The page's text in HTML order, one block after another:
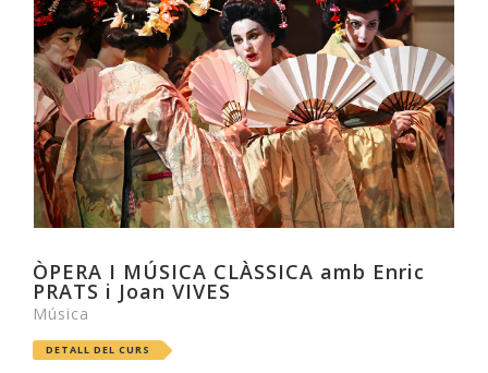
ÒPERA I MÚSICA CLÀSSICA amb Enric
PRATS i Joan VIVES
Música
DETALL DEL CURS